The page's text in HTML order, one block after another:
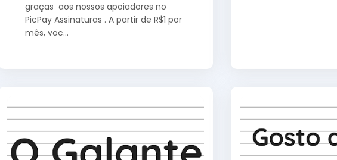
graças aos nossos apoiadores no
PicPay Assinaturas . A partir de R$1 por
mês, voc…